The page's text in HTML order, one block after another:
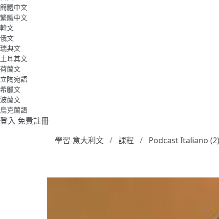
簡體中文
繁體中文
韓文
俄文
瑞典文
土耳其文
荷蘭文
立陶宛語
希臘文
波蘭文
烏克蘭語
登入 免費註冊
學習 意大利文
課程 Podcast Italiano (2)